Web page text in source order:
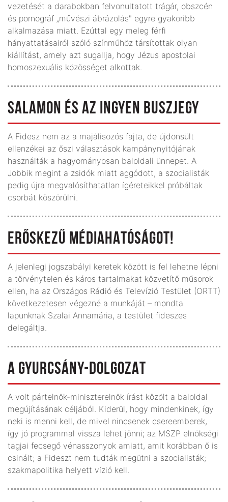
vezetését a darabokban felvonultatott trágár, obszcén
és pornográf „művészi ábrázolás" egyre gyakoribb
alkalmazása miatt. Ezúttal egy meleg férfi
hányattatásairól szóló színműhöz társítottak olyan
kiállítást, amely azt sugallja, hogy Jézus apostolai
homoszexuális közösséget alkottak.
SALAMON ÉS AZ INGYEN BUSZJEGY
A Fidesz nem az a majálisozós fajta, de újdonsült
ellenzékei az őszi választások kampánynyitójának
használták a hagyományosan baloldali ünnepet. A
Jobbik megint a zsidók miatt aggódott, a szocialisták
pedig újra megvalósíthatatlan ígéreteikkel próbáltak
csorbát köszörülni.
ERŐSKEZŰ MÉDIAHATÓSÁGOT!
A jelenlegi jogszabályi keretek között is fel lehetne lépni
a törvénytelen és káros tartalmakat közvetítő műsorok
ellen, ha az Országos Rádió és Televízió Testület (ORTT)
következetesen végezné a munkáját – mondta
lapunknak Szalai Annamária, a testület fideszes
delegáltja.
A GYURCSÁNY-DOLGOZAT
A volt pártelnök-miniszterelnök írást közölt a baloldal
megújításának céljából. Kiderül, hogy mindenkinek, így
neki is menni kell, de mivel nincsenek csereemberek,
így jó programmal vissza lehet jönni; az MSZP elnökségi
tagjai fecsegő vénasszonyok amiatt, amit korábban ő is
csinált; a Fideszt nem tudták megütni a szocialisták;
szakmapolitika helyett vízió kell.